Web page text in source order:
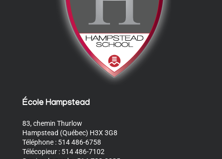
École Hampstead
83, chemin Thurlow
Hampstead (Québec) H3X 3G8
Téléphone : 514 486-6758
Télécopieur : 514 486-7102